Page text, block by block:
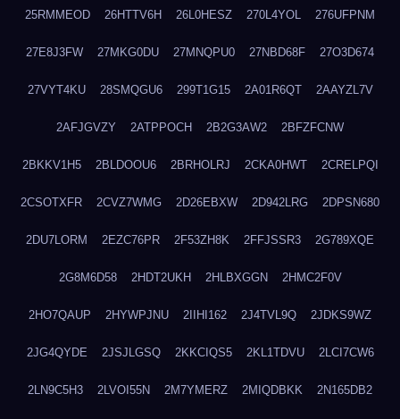
25RMMEOD 26HTTV6H 26L0HESZ 270L4YOL 276UFPNM
27E8J3FW 27MKG0DU 27MNQPU0 27NBD68F 27O3D674
27VYT4KU 28SMQGU6 299T1G15 2A01R6QT 2AAYZL7V
2AFJGVZY 2ATPPOCH 2B2G3AW2 2BFZFCNW
2BKKV1H5 2BLDOOU6 2BRHOLRJ 2CKA0HWT 2CRELPQI
2CSOTXFR 2CVZ7WMG 2D26EBXW 2D942LRG 2DPSN680
2DU7LORM 2EZC76PR 2F53ZH8K 2FFJSSR3 2G789XQE
2G8M6D58 2HDT2UKH 2HLBXGGN 2HMC2F0V
2HO7QAUP 2HYWPJNU 2IIHI162 2J4TVL9Q 2JDKS9WZ
2JG4QYDE 2JSJLGSQ 2KKCIQS5 2KL1TDVU 2LCI7CW6
2LN9C5H3 2LVOI55N 2M7YMERZ 2MIQDBKK 2N165DB2